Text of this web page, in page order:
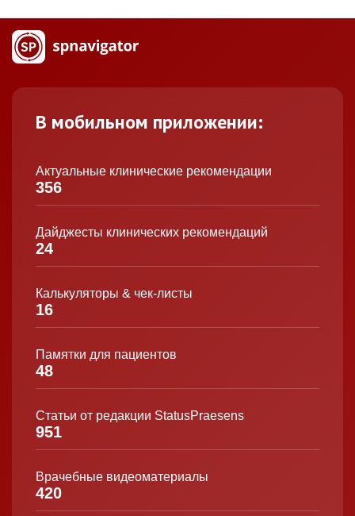
В мобильном приложении:
Актуальные клинические рекомендации
356
Дайджесты клинических рекомендаций
24
Калькуляторы & чек-листы
16
Памятки для пациентов
48
Статьи от редакции StatusPraesens
951
Врачебные видеоматериалы
420